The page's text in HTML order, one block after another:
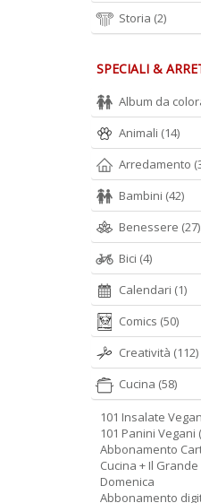
R
ICETTE PER IL MIO BIMBY SPECIALE N.6
Digitale
2.90 €
UN
Il
Storia (2)
SPECIALI &
Album da
Animali (14)
Arredamento
Bambini (42)
Benessere (27)
Bici (4)
Calendari (1)
Comics (50)
Creatività (112)
Cucina (58)
101 Insalate
101 Panini Vegani
Abbonamento
Cucina + Il
Domenica
Abbonamento